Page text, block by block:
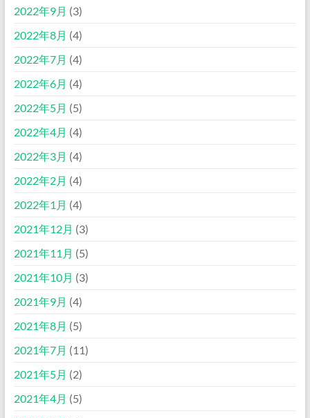
2022年9月 (3)
2022年8月 (4)
2022年7月 (4)
2022年6月 (4)
2022年5月 (5)
2022年4月 (4)
2022年3月 (4)
2022年2月 (4)
2022年1月 (4)
2021年12月 (3)
2021年11月 (5)
2021年10月 (3)
2021年9月 (4)
2021年8月 (5)
2021年7月 (11)
2021年5月 (2)
2021年4月 (5)